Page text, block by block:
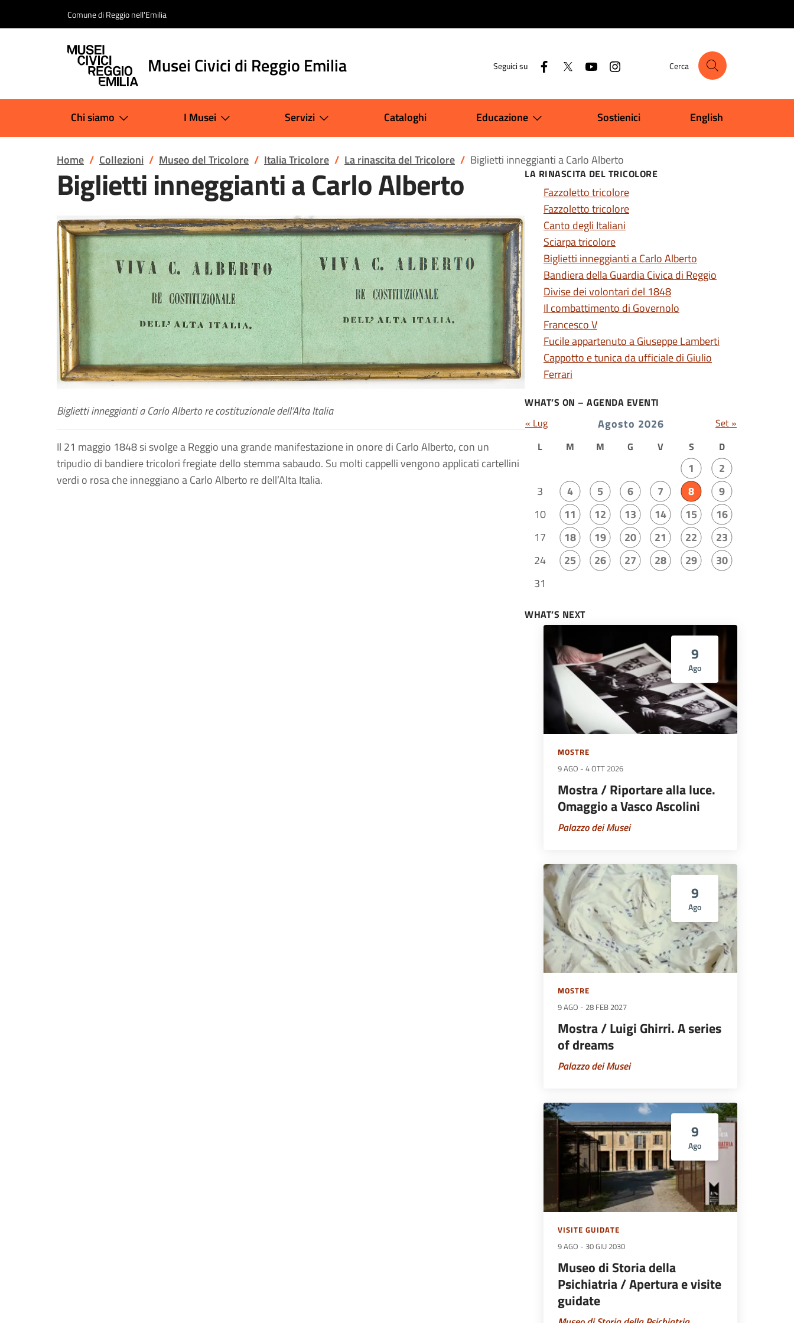
Comune di Reggio nell'Emilia
Musei Civici di Reggio Emilia Seguici su Cerca
Chi siamo I Musei Servizi Cataloghi Educazione Sostienici English
Home Collezioni Museo del Tricolore Italia Tricolore La rinascita del Tricolore Biglietti inneggianti a Carlo Alberto
Biglietti inneggianti a Carlo Alberto
Biglietti inneggianti a Carlo Alberto re costituzionale dell’Alta Italia
Il 21 maggio 1848 si svolge a Reggio una grande manifestazione in onore di Carlo Alberto, con un
tripudio di bandiere tricolori fregiate dello stemma sabaudo. Su molti cappelli vengono applicati cartellini
verdi o rosa che inneggiano a Carlo Alberto re dell’Alta Italia.
LA RINASCITA DEL TRICOLORE
Fazzoletto tricolore
Fazzoletto tricolore
Canto degli Italiani
Sciarpa tricolore
Biglietti inneggianti a Carlo Alberto
Bandiera della Guardia Civica di Reggio
Divise dei volontari del 1848
Il combattimento di Governolo
Francesco V
Fucile appartenuto a Giuseppe Lamberti
Cappotto e tunica da ufficiale di Giulio
Ferrari
WHAT’S ON – AGENDA EVENTI
Agosto 2026
L M M G V S D
1
2
3
4 5 6 7 8
9
10
11 12 13 14 15
16
17
18 19 20 21 22
23
24
25 26 27 28 29
30
31
« Lug Set »
WHAT’S NEXT
9
Ago
MOSTRE
9 AGO - 4 OTT 2026
Mostra / Riportare alla luce.
Omaggio a Vasco Ascolini
Palazzo dei Musei
9
Ago
MOSTRE
9 AGO - 28 FEB 2027
Mostra / Luigi Ghirri. A series
of dreams
Palazzo dei Musei
9
Ago
VISITE GUIDATE
9 AGO - 30 GIU 2030
Museo di Storia della
Psichiatria / Apertura e visite
guidate